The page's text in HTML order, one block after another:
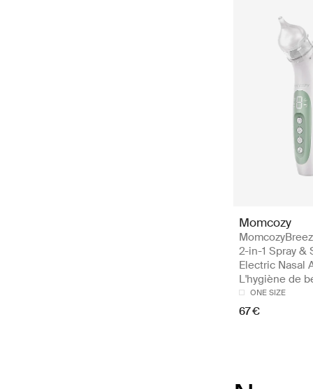
Momcozy
2-in-1 Spray &
Electric Nasal
L'hygiène de
ONE SIZE
67 €